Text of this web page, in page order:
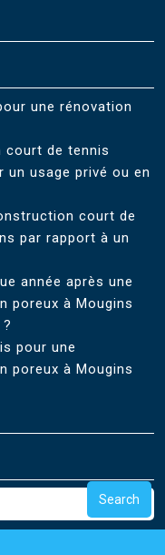
une rénovation
court de tennis
un usage privé ou en
court de
par rapport à un
année après une
poreux à Mougins
pour une
poreux à Mougins
Search